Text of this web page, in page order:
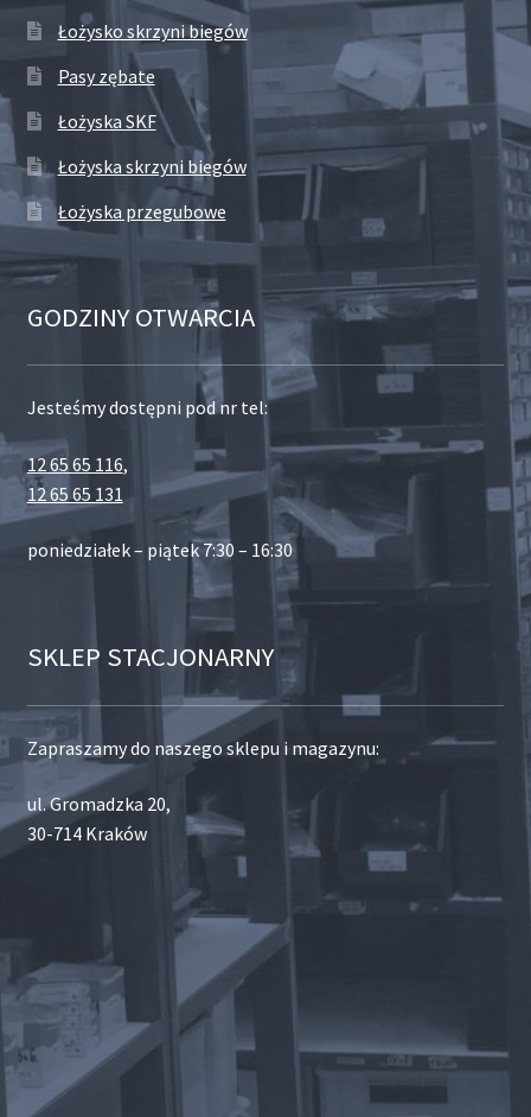
Łożysko skrzyni biegów
Pasy zębate
Łożyska SKF
Łożyska skrzyni biegów
Łożyska przegubowe
GODZINY OTWARCIA
Jesteśmy dostępni pod nr tel:
12 65 65 116,
12 65 65 131
poniedziałek – piątek 7:30 – 16:30
SKLEP STACJONARNY
Zapraszamy do naszego sklepu i magazynu:
ul. Gromadzka 20,
30-714 Kraków